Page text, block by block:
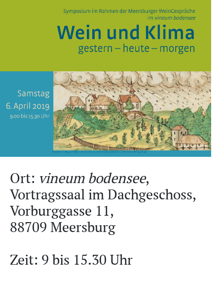
Ort: vineum bodensee,
Vortragssaal im Dachgeschoss,
Vorburggasse 11,
88709 Meersburg
Zeit: 9 bis 15.30 Uhr